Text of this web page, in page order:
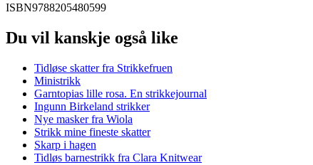
ISBN9788205480599
Du vil kanskje også like
Tidløse skatter fra Strikkefruen
Ministrikk
Garntopias lille rosa. En strikkejournal
Ingunn Birkeland strikker
Nye masker fra Wiola
Strikk mine fineste skatter
Skarp i hagen
Tidløs barnestrikk fra Clara Knitwear